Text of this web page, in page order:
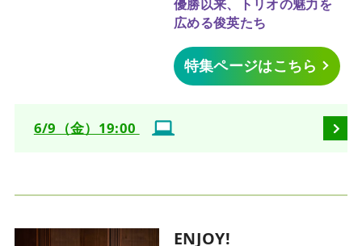
優勝以来、
トリオの魅力を
広める俊英たち
特集ページはこちら
6/9（金）19:00
ENJOY!